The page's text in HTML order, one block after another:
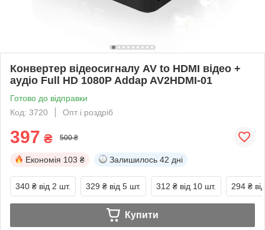
Конвертер відеосигналу AV to HDMI відео +
аудіо Full HD 1080P Addap AV2HDMI-01
Готово до відправки
Код: 3720
Опт і роздріб
397 ₴ 500 ₴
Економія 103 ₴ Залишилось 42 дні
340 ₴ від 2 шт. 329 ₴ від 5 шт. 312 ₴ від 10 шт. 294 ₴
Купити